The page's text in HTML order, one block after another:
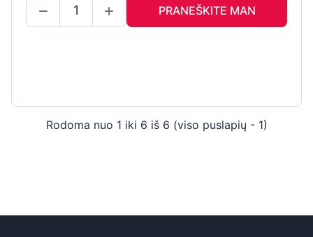
PRANEŠKITE MAN
Rodoma nuo 1 iki 6 iš 6 (viso puslapių - 1)